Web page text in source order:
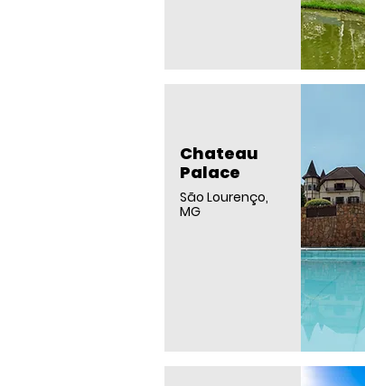
Chateau
Palace
São Lourenço,
MG